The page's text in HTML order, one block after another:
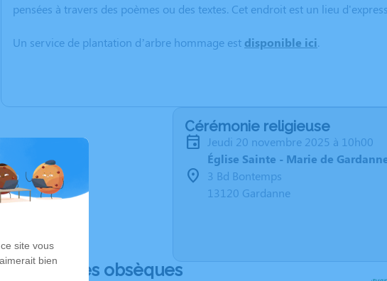
pensées à travers des poèmes ou des textes. Cet endroit est un lieu
Un service de plantation d’arbre hommage est disponible ici.
Cérémonie religieuse
jeudi 20 novembre 2025 à 10h00
Église Sainte - Marie de
3 Bd Bontemps
13120 Gardanne
Déroulé des obsèques